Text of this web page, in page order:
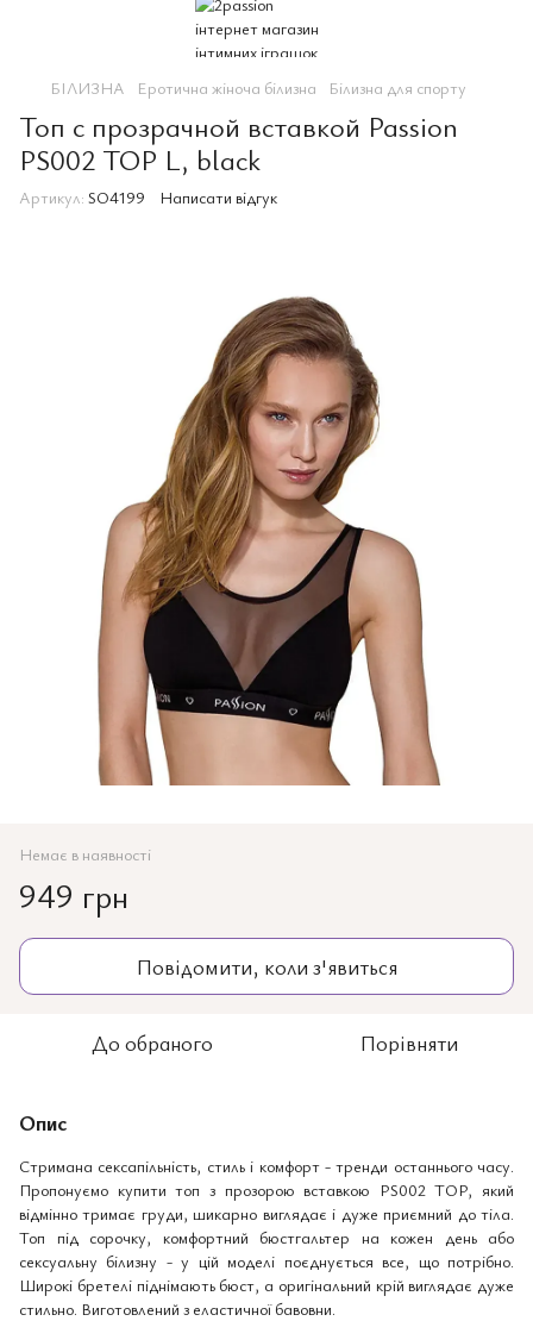
БІЛИЗНА Еротична жіноча білизна Білизна для спорту
Топ с прозрачной вставкой Passion
PS002 TOP L, black
Артикул: SO4199 Написати відгук
Немає в наявності
949 грн
Повідомити, коли з'явиться
До обраного Порівняти
Опис
Стримана сексапільність, стиль і комфорт - тренди останнього часу.
Пропонуємо купити топ з прозорою вставкою PS002 TOP, який
відмінно тримає груди, шикарно виглядає і дуже приємний до тіла.
Топ під сорочку, комфортний бюстгальтер на кожен день або
сексуальну білизну - у цій моделі поєднується все, що потрібно.
Широкі бретелі піднімають бюст, а оригінальний крій виглядає дуже
стильно. Виготовлений з еластичної бавовни.